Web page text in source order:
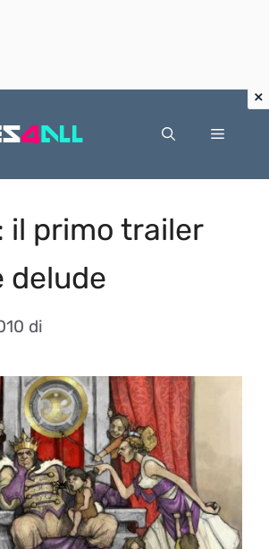
Menu
il primo trailer
delude
di